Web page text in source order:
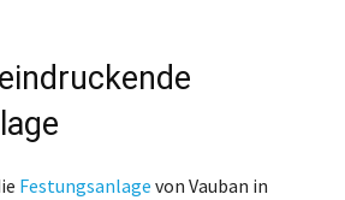
Festungsanlage von Vauban in